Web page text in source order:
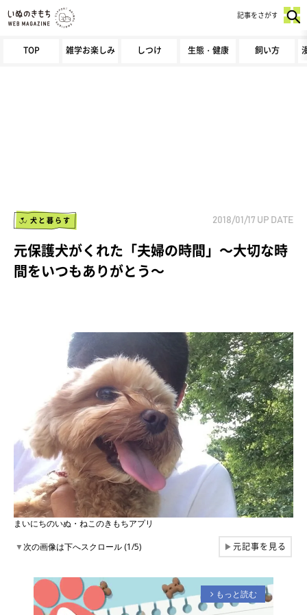
TOP 雑学お楽しみ しつけ 生態・健康 飼い方
記事をさがす
犬と暮らす 2018/01/17 UP DATE
元保護犬がくれた「夫婦の時間」～大切な時
間をいつもありがとう～
まいにちのいぬ・ねこのきもちアプリ
▼次の画像は下へスクロール (1/5) ▶元記事を見る
arrow_forward_ios もっと読む